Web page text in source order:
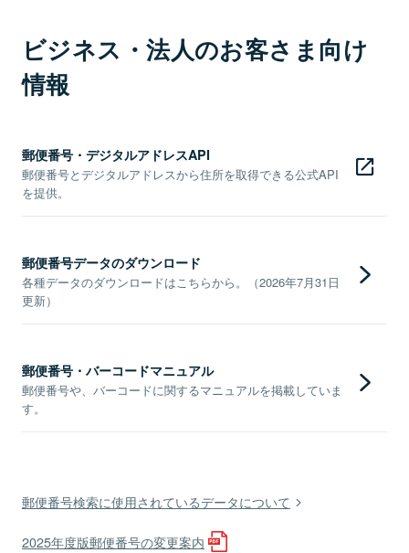
ビジネス・法人のお客さま向け
情報
郵便番号・デジタルアドレスAPI
郵便番号とデジタルアドレスから住所を取得できる公式API
を提供。
郵便番号データのダウンロード
各種データのダウンロードはこちらから。（2026年7月31日
更新）
郵便番号・バーコードマニュアル
郵便番号や、バーコードに関するマニュアルを掲載していま
す。
郵便番号検索に使用されているデータについて
2025年度版郵便番号の変更案内